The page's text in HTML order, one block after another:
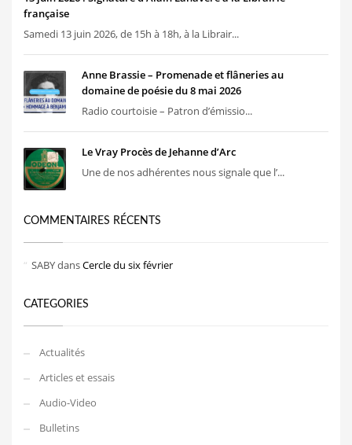
française
Samedi 13 juin 2026, de 15h à 18h, à la Librair...
Anne Brassie – Promenade et flâneries au
domaine de poésie du 8 mai 2026
Radio courtoisie – Patron d’émissio...
Le Vray Procès de Jehanne d’Arc
Une de nos adhérentes nous signale que l’...
COMMENTAIRES RÉCENTS
SABYdansCercle du six février
CATEGORIES
Actualités
Articles et essais
Audio-Video
Bulletins